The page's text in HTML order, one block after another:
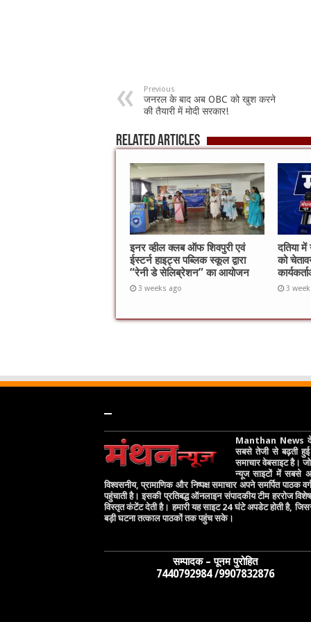
Previous
जनरल के बाद अब OBC को खुश करने
की तैयारी में मोदी सरकार!
Related Articles
इनर व्हील क्लब ऑफ शिवपुरी एवं
ईस्टर्न हाइट्स पब्लिक स्कूल द्वारा
“रेनी डे सेलिब्रेशन” का आयोजन
3 weeks ago
दतिया में
को
3
–
Manthan News
सबसे तेजी से बढ़ती हुई
समाचार वेबसाइट है। जो
न्यूज साइटों में सबसे
विश्वसनीय, प्रामाणिक और निष्पक्ष समाचार अपने समर्पित पाठक
पहुंचाती है। इसकी प्रतिबद्ध ऑनलाइन संपादकीय टीम हररोज
विस्तृत कंटेंट देती है। हमारी यह साइट 24 घंटे अपडेट होती है,
बड़ी घटना तत्काल पाठकों तक पहुंच सके।
सम्पादक – पूनम पुरोहित
7440792984 /9907832876